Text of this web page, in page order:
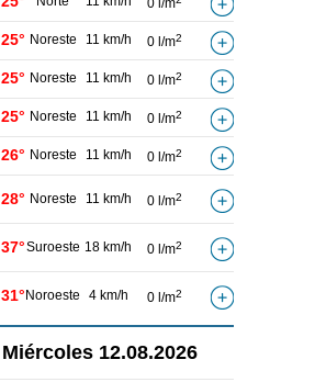
0 l/m
25° Noreste 11 km/h 0 l/m2
25° Noreste 11 km/h 0 l/m2
25° Noreste 11 km/h 0 l/m2
26° Noreste 11 km/h 0 l/m2
28° Noreste 11 km/h 0 l/m2
37°Suroeste 18 km/h 0 l/m2
31° Noroeste 4 km/h 0 l/m2
Miércoles 12.08.2026